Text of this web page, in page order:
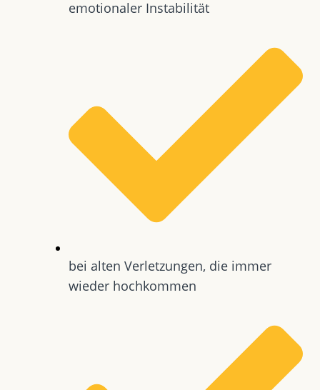
emotionaler Instabilität
bei alten Verletzungen, die immer
wieder hochkommen